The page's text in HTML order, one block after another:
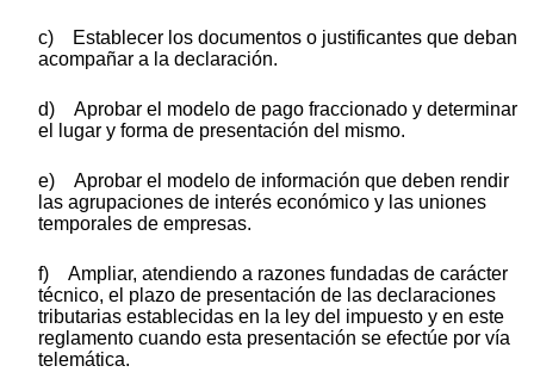
c) Establecer los documentos o justificantes que deban
acompañar a la declaración.
d) Aprobar el modelo de pago fraccionado y determinar
el lugar y forma de presentación del mismo.
e) Aprobar el modelo de información que deben rendir
las agrupaciones de interés económico y las uniones
temporales de empresas.
f) Ampliar, atendiendo a razones fundadas de carácter
técnico, el plazo de presentación de las declaraciones
tributarias establecidas en la ley del impuesto y en este
reglamento cuando esta presentación se efectúe por vía
telemática.